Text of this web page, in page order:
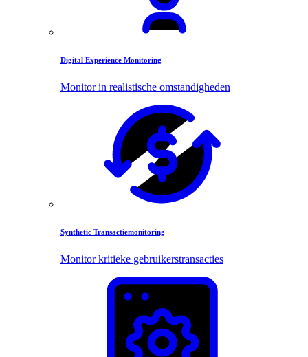
Digital Experience Monitoring
Monitor in realistische omstandigheden
Synthetic Transactiemonitoring
Monitor kritieke gebruikerstransacties